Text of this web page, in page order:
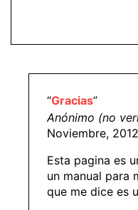
“Gracias”
Anónimo (no
Noviembre,
Esta pagina es
un manual para
que me dice es